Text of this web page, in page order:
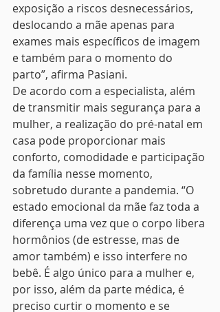
exposição a riscos desnecessários,
deslocando a mãe apenas para
exames mais específicos de imagem
e também para o momento do
parto”, afirma Pasiani.
De acordo com a especialista, além
de transmitir mais segurança para a
mulher, a realização do pré-natal em
casa pode proporcionar mais
conforto, comodidade e participação
da família nesse momento,
sobretudo durante a pandemia. “O
estado emocional da mãe faz toda a
diferença uma vez que o corpo libera
hormônios (de estresse, mas de
amor também) e isso interfere no
bebê. É algo único para a mulher e,
por isso, além da parte médica, é
preciso curtir o momento e se